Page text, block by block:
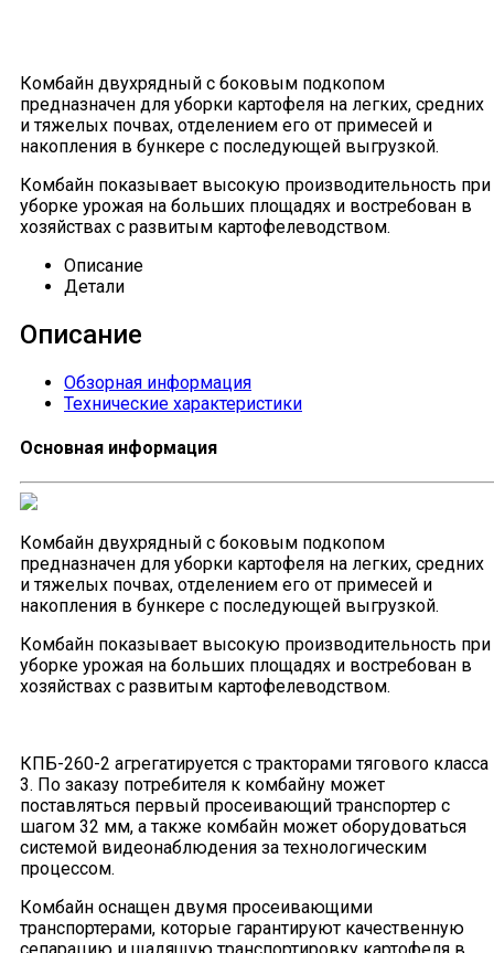
Комбайн двухрядный с боковым подкопом
предназначен для уборки картофеля на легких, средних
и тяжелых почвах, отделением его от примесей и
накопления в бункере с последующей выгрузкой.
Комбайн показывает высокую производительность при
уборке урожая на больших площадях и востребован в
хозяйствах с развитым картофелеводством.
Описание
Детали
Описание
Обзорная информация
Технические характеристики
Основная информация
Комбайн двухрядный с боковым подкопом
предназначен для уборки картофеля на легких, средних
и тяжелых почвах, отделением его от примесей и
накопления в бункере с последующей выгрузкой.
Комбайн показывает высокую производительность при
уборке урожая на больших площадях и востребован в
хозяйствах с развитым картофелеводством.
КПБ-260-2 агрегатируется с тракторами тягового класса
3. По заказу потребителя к комбайну может
поставляться первый просеивающий транспортер с
шагом 32 мм, а также комбайн может оборудоваться
системой видеонаблюдения за технологическим
процессом.
Комбайн оснащен двумя просеивающими
транспортерами, которые гарантируют качественную